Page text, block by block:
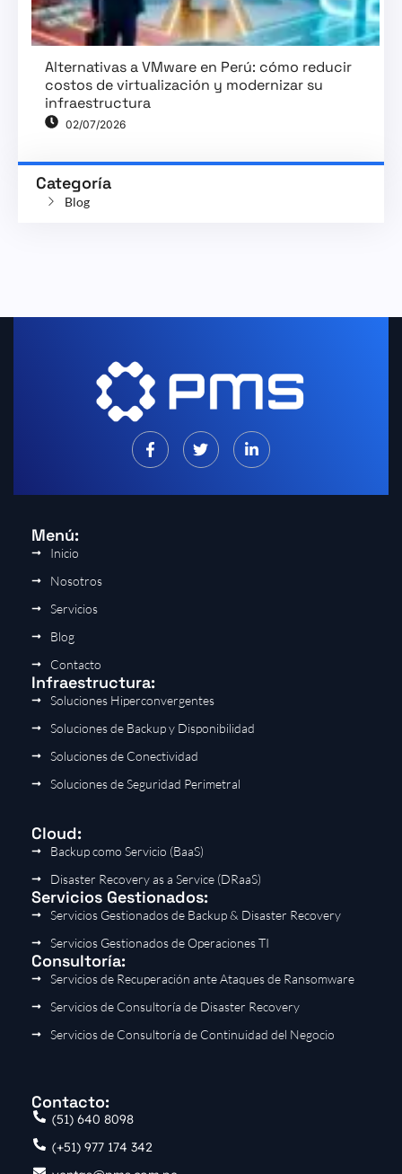
Alternativas a VMware en Perú: cómo reducir
costos de virtualización y modernizar su
infraestructura
02/07/2026
Categoría
Blog
Menú:
Inicio
Nosotros
Servicios
Blog
Contacto
Infraestructura:
Soluciones Hiperconvergentes
Soluciones de Backup y Disponibilidad
Soluciones de Conectividad
Soluciones de Seguridad Perimetral
Cloud:
Backup como Servicio (BaaS)
Disaster Recovery as a Service (DRaaS)
Servicios Gestionados:
Servicios Gestionados de Backup & Disaster Recovery
Servicios Gestionados de Operaciones TI
Consultoría:
Servicios de Recuperación ante Ataques de Ransomware
Servicios de Consultoría de Disaster Recovery
Servicios de Consultoría de Continuidad del Negocio
Contacto:
(51) 640 8098
(+51) 977 174 342